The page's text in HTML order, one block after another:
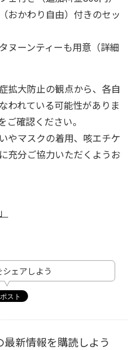
かわり自由）付きのセッ
ーンティーも用意（詳細
拡大防止の観点から、各自
われている可能性がありま
ご確認ください。
やマスクの着用、咳エチケ
充分ご協力いただくようお
シェアしよう
最新情報を購読しよう